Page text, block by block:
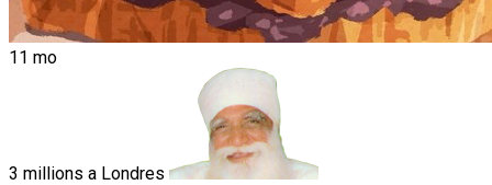
11 mo
3 millions a Londres